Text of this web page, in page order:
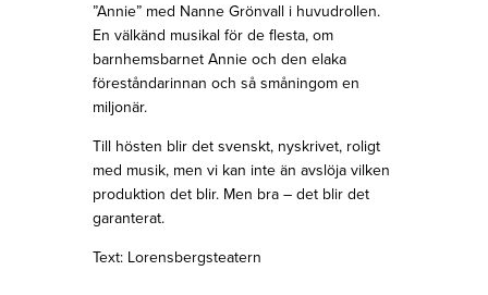
”Annie” med Nanne Grönvall i huvudrollen.
En välkänd musikal för de flesta, om
barnhemsbarnet Annie och den elaka
föreståndarinnan och så småningom en
miljonär.
Till hösten blir det svenskt, nyskrivet, roligt
med musik, men vi kan inte än avslöja vilken
produktion det blir. Men bra – det blir det
garanterat.
Text: Lorensbergsteatern